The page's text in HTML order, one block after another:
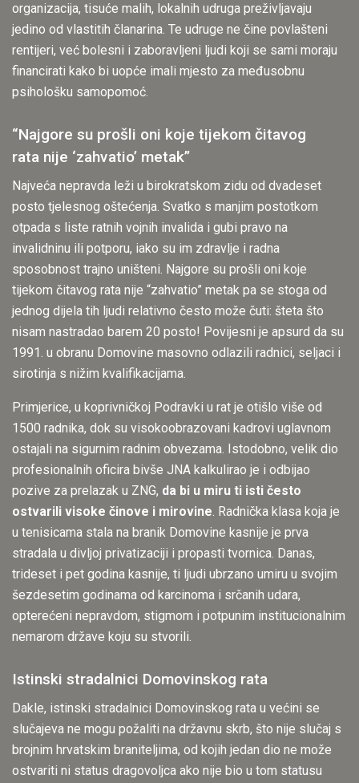
organizacija, tisuće malih, lokalnih udruga preživljavaju
jedino od vlastitih članarina. Te udruge ne čine povlašteni
rentijeri, već bolesni i zaboravljeni ljudi koji se sami moraju
financirati kako bi uopće imali mjesto za međusobnu
psihološku samopomoć.
“Najgore su prošli oni koje tijekom čitavog
rata nije ‘zahvatio’ metak”
Najveća nepravda leži u birokratskom zidu od dvadeset
posto tjelesnog oštećenja. Svatko s manjim postotkom
otpada s liste ratnih vojnih invalida i gubi pravo na
invalidninu ili potporu, iako su im zdravlje i radna
sposobnost trajno uništeni. Najgore su prošli oni koje
tijekom čitavog rata nije “zahvatio” metak pa se stoga od
jednog dijela tih ljudi relativno često može čuti: šteta što
nisam nastradao barem 20 posto! Povijesni je apsurd da su
1991. u obranu Domovine masovno odlazili radnici, seljaci i
sirotinja s nižim kvalifikacijama.
Primjerice, u koprivničkoj Podravki u rat je otišlo više od
1500 radnika, dok su visokoobrazovani kadrovi uglavnom
ostajali na sigurnim radnim obvezama. Istodobno, velik dio
profesionalnih oficira bivše JNA kalkulirao je i odbijao
pozive za prelazak u ZNG, da bi u miru ti isti često
ostvarili visoke činove i mirovine. Radnička klasa koja je
u tenisicama stala na branik Domovine kasnije je prva
stradala u divljoj privatizaciji i propasti tvornica. Danas,
trideset i pet godina kasnije, ti ljudi ubrzano umiru u svojim
šezdesetim godinama od karcinoma i srčanih udara,
opterećeni nepravdom, stigmom i potpunim institucionalnim
nemarom države koju su stvorili.
Istinski stradalnici Domovinskog rata
Dakle, istinski stradalnici Domovinskog rata u većini se
slučajeva ne mogu požaliti na državnu skrb, što nije slučaj s
brojnim hrvatskim braniteljima, od kojih jedan dio ne može
ostvariti ni status dragovoljca ako nije bio u tom statusu